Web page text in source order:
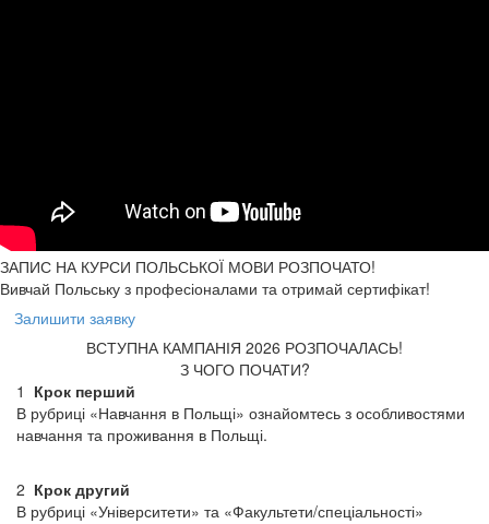
ЗАПИС НА КУРСИ ПОЛЬСЬКОЇ МОВИ РОЗПОЧАТО!
Вивчай Польську з професіоналами та отримай сертифікат!
Залишити заявку
ВСТУПНА КАМПАНІЯ 2026 РОЗПОЧАЛАСЬ!
З ЧОГО ПОЧАТИ?
1 Крок перший
В рубриці «Навчання в Польщі» ознайомтесь з особливостями
навчання та проживання в Польщі.
2 Крок другий
В рубриці «Університети» та «Факультети/спеціальності»